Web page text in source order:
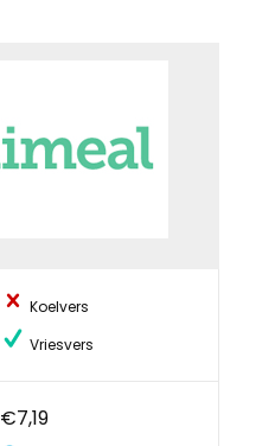
Koelvers
Vriesvers
€7,19